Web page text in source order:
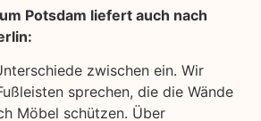
Potsdam liefert auch nach
zwischen ein. Wir
sprechen, die die Wände
Möbel schützen. Über